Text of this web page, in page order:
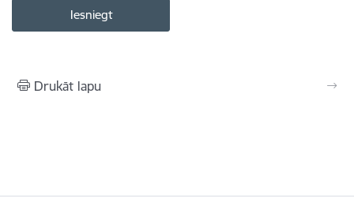
Drukāt lapu